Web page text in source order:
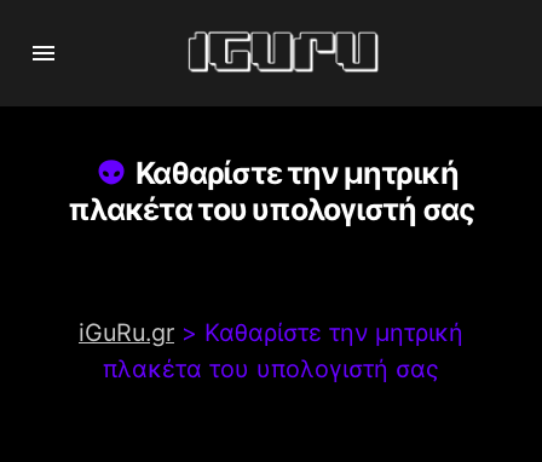
Καθαρίστε την μητρική
πλακέτα του υπολογιστή σας
iGuRu.gr > Καθαρίστε την μητρική
πλακέτα του υπολογιστή σας